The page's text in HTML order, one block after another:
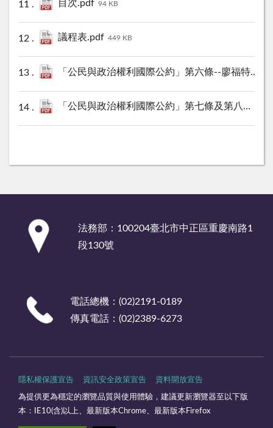
目次.pdf 94 KB
議程表.pdf 449 KB
「公民與政治權利國際公約」第六條--廖福特教授.pdf
「公民與政治權利國際公約」第七條及第八條--姚孟昌教授.pdf
法務部：100204臺北市中正區重慶南路1
段130號
電話總機：(02)2191-0189
傳真電話：(02)2389-6273
隱私權保護宣告 資訊安全政策宣告 資料開放宣告
為提供更為穩定的瀏覽品質與使用體驗，建議更新瀏覽器至以下版
本：IE10(含)以上、最新版本Chrome、最新版本Firefox